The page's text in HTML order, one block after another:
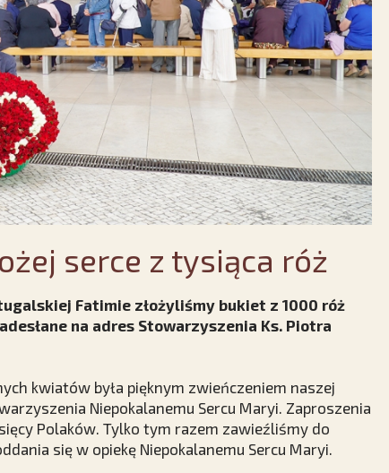
serce z tysiąca róż
Fatimie złożyliśmy bukiet z 1000 róż
na adres Stowarzyszenia Ks. Piotra
kwiatów była pięknym zwieńczeniem naszej
Niepokalanemu Sercu Maryi. Zaproszenia
Polaków. Tylko tym razem zawieźliśmy do
się w opiekę Niepokalanemu Sercu Maryi.